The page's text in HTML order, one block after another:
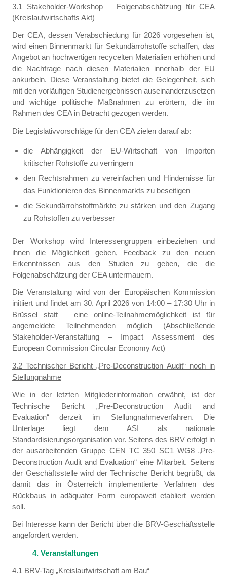
3.1 Stakeholder-Workshop – Folgenabschätzung für CEA
(Kreislaufwirtschafts Akt)
Der CEA, dessen Verabschiedung für 2026 vorgesehen ist,
wird einen Binnenmarkt für Sekundärrohstoffe schaffen, das
Angebot an hochwertigen recycelten Materialien erhöhen und
die Nachfrage nach diesen Materialien innerhalb der EU
ankurbeln. Diese Veranstaltung bietet die Gelegenheit, sich
mit den vorläufigen Studienergebnissen auseinanderzusetzen
und wichtige politische Maßnahmen zu erörtern, die im
Rahmen des CEA in Betracht gezogen werden.
Die Legislativvorschläge für den CEA zielen darauf ab:
die Abhängigkeit der EU-Wirtschaft von Importen
kritischer Rohstoffe zu verringern
den Rechtsrahmen zu vereinfachen und Hindernisse für
das Funktionieren des Binnenmarkts zu beseitigen
die Sekundärrohstoffmärkte zu stärken und den Zugang
zu Rohstoffen zu verbesser
Der Workshop wird Interessengruppen einbeziehen und
ihnen die Möglichkeit geben, Feedback zu den neuen
Erkenntnissen aus den Studien zu geben, die die
Folgenabschätzung der CEA untermauern.
Die Veranstaltung wird von der Europäischen Kommission
initiiert und findet am 30. April 2026 von 14:00 – 17:30 Uhr in
Brüssel statt – eine online-Teilnahmemöglichkeit ist für
angemeldete Teilnehmenden möglich (Abschließende
Stakeholder-Veranstaltung – Impact Assessment des
European Commission Circular Economy Act)
3.2 Technischer Bericht „Pre-Deconstruction Audit“ noch in
Stellungnahme
Wie in der letzten Mitgliederinformation erwähnt, ist der
Technische Bericht „Pre-Deconstruction Audit and
Evaluation“ derzeit im Stellungnahmeverfahren. Die
Unterlage liegt dem ASI als nationale
Standardisierungsorganisation vor. Seitens des BRV erfolgt in
der ausarbeitenden Gruppe CEN TC 350 SC1 WG8 „Pre-
Deconstruction Audit and Evaluation“ eine Mitarbeit. Seitens
der Geschäftsstelle wird der Technische Bericht begrüßt, da
damit das in Österreich implementierte Verfahren des
Rückbaus in adäquater Form europaweit etabliert werden
soll.
Bei Interesse kann der Bericht über die BRV-Geschäftsstelle
angefordert werden.
4. Veranstaltungen
4.1 BRV-Tag „Kreislaufwirtschaft am Bau“